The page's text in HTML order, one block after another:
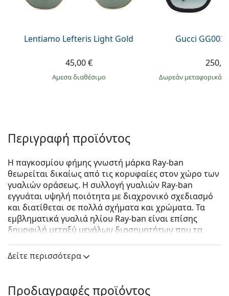
Lentiamo Lefteris Light Gold
45,00 €
άμεσα διαθέσιμο
Gucci
Δωρεάν μεταφορικά
Περιγραφή προϊόντος
Η παγκοσμίου φήμης γνωστή μάρκα Ray-ban
θεωρείται δικαίως από τις κορυφαίες στον χώρο των
γυαλιών οράσεως. Η συλλογή γυαλιών Ray-ban
εγγυάται υψηλή ποιότητα με διαχρονικό σχεδιασμό
και διατίθεται σε πολλά σχήματα και χρώματα. Τα
εμβληματικά γυαλιά ηλίου Ray-ban είναι επίσης
δημοφιλή μεταξύ μεγάλων διασημοτήτων που τα
Ray-Ban The Marshal II RB3648M 9241R5 52
Δείτε πώς φαίνονται πάνω σας αυτά τα γυαλιά ηλίου
Δείτε περισσότερα
Προδιαγραφές προϊόντος